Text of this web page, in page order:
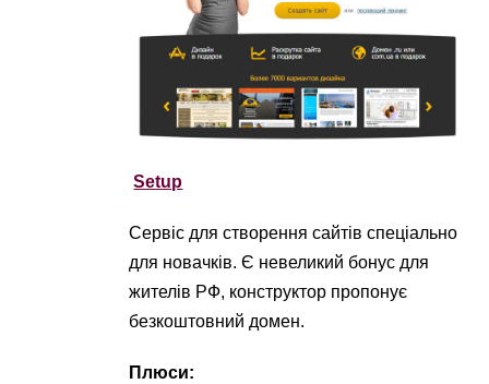
Setup
Сервіс для створення сайтів спеціально
для новачків. Є невеликий бонус для
жителів РФ, конструктор пропонує
безкоштовний домен.
Плюси: